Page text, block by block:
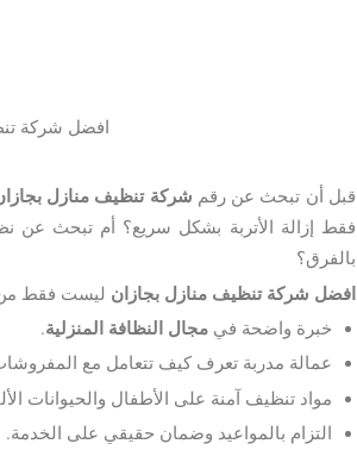
افضل شركة
قبل أن تبحث عن رقم شركة تنظيف منازل
فقط إزالة الأتربة بشكل سريع؟ أم تبحث عن
بالفرق؟
افضل شركة تنظيف منازل بجازان ليست فقط من
خبرة واضحة فيمجال النظافة المنزلية.
عمالة مدربة تعرف كيف تتعامل مع
مواد تنظيف آمنة على الأطفال والحيوانات
التزام بالمواعيد وضمان حقيقي على الخدمة.